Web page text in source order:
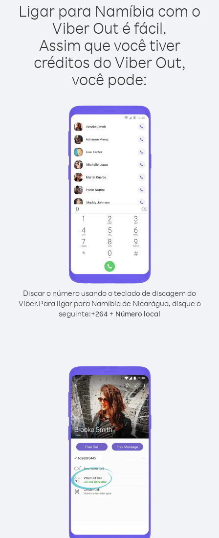
Ligar para Namíbia com o
Viber Out é fácil.
Assim que você tiver
créditos do Viber Out,
você pode:
Discar o número usando o teclado de discagem do
Viber.Para ligar para Namíbia de Nicarágua, disque o
seguinte:+264 + Número local